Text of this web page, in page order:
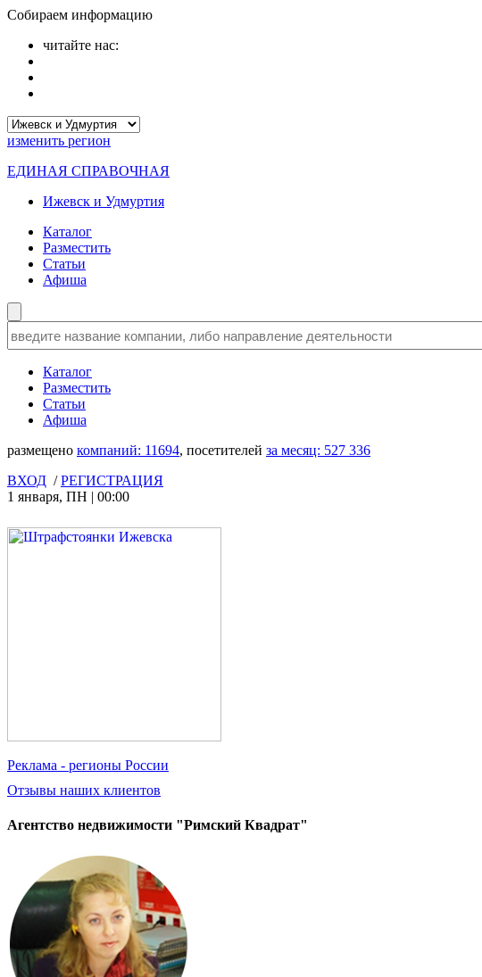
Собираем информацию
читайте нас:
изменить регион
ЕДИНАЯ СПРАВОЧНАЯ
Ижевск и Удмуртия
Каталог
Разместить
Статьи
Афиша
Каталог
Разместить
Статьи
Афиша
размещено компаний: 11694, посетителей за месяц: 527 336
ВХОД /РЕГИСТРАЦИЯ
1 января, ПН | 00:00
Реклама - регионы России
Отзывы наших клиентов
Агентство недвижимости "Римский Квадрат"